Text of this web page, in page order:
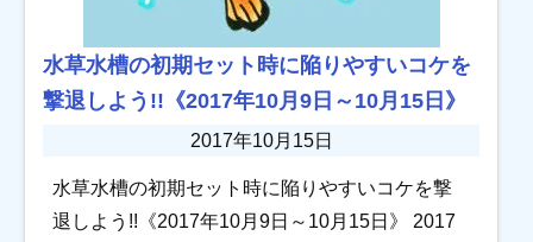
水草水槽の初期セット時に陥りやすいコケを
撃退しよう!!《2017年10月9日～10月15日》
2017年10月15日
水草水槽の初期セット時に陥りやすいコケを撃
退しよう!!《2017年10月9日～10月15日》 2017